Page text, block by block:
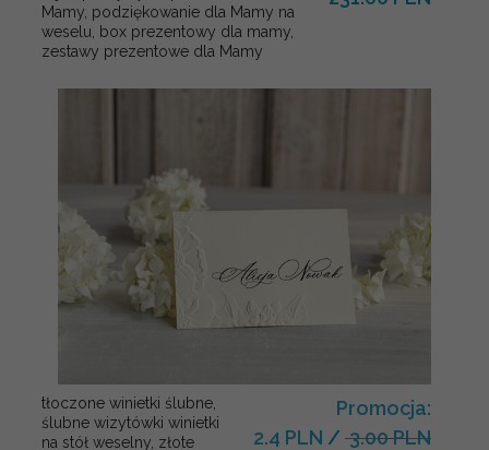
Mamy, podziękowanie dla Mamy na
weselu, box prezentowy dla mamy,
zestawy prezentowe dla Mamy
tłoczone winietki ślubne,
ślubne wizytówki winietki
na stół weselny, złote
Promocja:
2.4 PLN / 3.00 PLN